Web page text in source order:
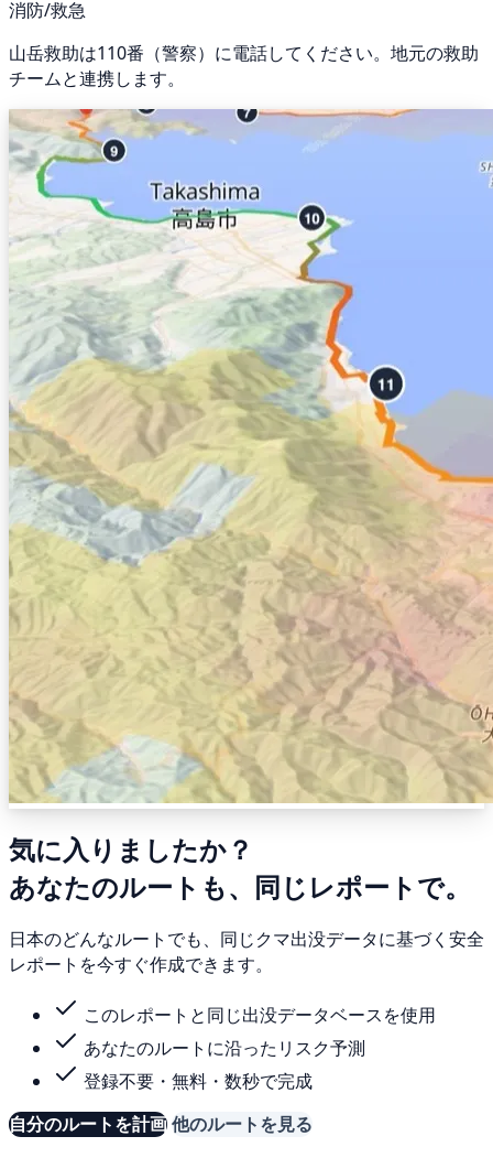
消防/救急
山岳救助は110番（警察）に電話してください。地元の救助
チームと連携します。
気に入りましたか？
あなたのルートも、同じレポートで。
日本のどんなルートでも、同じクマ出没データに基づく安全
レポートを今すぐ作成できます。
このレポートと同じ出没データベースを使用
あなたのルートに沿ったリスク予測
登録不要・無料・数秒で完成
自分のルートを計画他のルートを見る